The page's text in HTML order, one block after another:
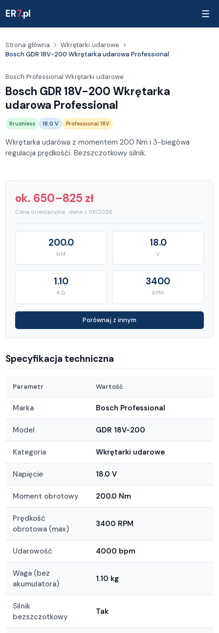
ER7.pl ☰
Strona główna
Wkrętarki udarowe
Bosch GDR 18V-200 Wkrętarka udarowa Professional
Bosch Professional·Wkrętarki udarowe
Bosch GDR 18V-200 Wkrętarka
udarowa Professional
Brushless 18.0 V Professional 18V
Wkrętarka udarówa z momentem 200 Nm i 3-biegówa
regulacja prędkośći. Bezszczotkowy silnik.
ok. 650–825 zł
Cena orientacyjna · dane z 08/2026
200.0
NM
18.0
V
1.10
KG
3400
RPM
Porównaj z innym
Specyfikacja techniczna
Parametr Wartość
Marka Bosch Professional
Model GDR 18V-200
Kategoria Wkrętarki udarowe
Napięcie 18.0 V
Moment obrotowy 200.0 Nm
Prędkość
obrotowa (max)
3400 RPM
Udarowość 4000 bpm
Waga (bez
akumulatora)
1.10 kg
Silnik
bezszczotkowy
Tak